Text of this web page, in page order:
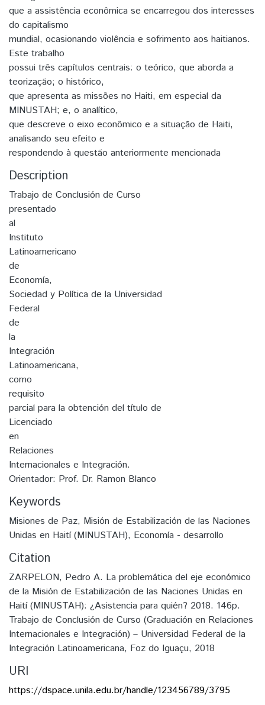
que a assistência econômica se encarregou dos interesses
do capitalismo
mundial, ocasionando violência e sofrimento aos haitianos.
Este trabalho
possui três capítulos centrais: o teórico, que aborda a
teorização; o histórico,
que apresenta as missões no Haiti, em especial da
MINUSTAH; e, o analítico,
que descreve o eixo econômico e a situação de Haiti,
analisando seu efeito e
respondendo à questão anteriormente mencionada
Description
Trabajo de Conclusión de Curso
presentado
al
Instituto
Latinoamericano
de
Economía,
Sociedad y Política de la Universidad
Federal
de
la
Integración
Latinoamericana,
como
requisito
parcial para la obtención del título de
Licenciado
en
Relaciones
Internacionales e Integración.
Orientador: Prof. Dr. Ramon Blanco
Keywords
Misiones de Paz, Misión de Estabilización de las Naciones
Unidas en Haití (MINUSTAH), Economía - desarrollo
Citation
ZARPELON, Pedro A. La problemática del eje económico
de la Misión de Estabilización de las Naciones Unidas en
Haití (MINUSTAH): ¿Asistencia para quién? 2018. 146p.
Trabajo de Conclusión de Curso (Graduación en Relaciones
Internacionales e Integración) – Universidad Federal de la
Integración Latinoamericana, Foz do Iguaçu, 2018
URI
https://dspace.unila.edu.br/handle/123456789/3795